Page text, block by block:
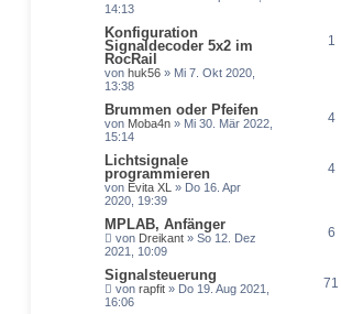
14:13
Konfiguration
Signaldecoder 5x2 im
RocRail
von huk56 » Mi 7. Okt 2020,
13:38
1
Brummen oder Pfeifen
von Moba4n » Mi 30. Mär 2022,
15:14
4
Lichtsignale
programmieren
von Evita XL » Do 16. Apr
2020, 19:39
4
MPLAB, Anfänger
von Dreikant » So 12. Dez
2021, 10:09
6
Signalsteuerung
von rapfit » Do 19. Aug 2021,
16:06
71